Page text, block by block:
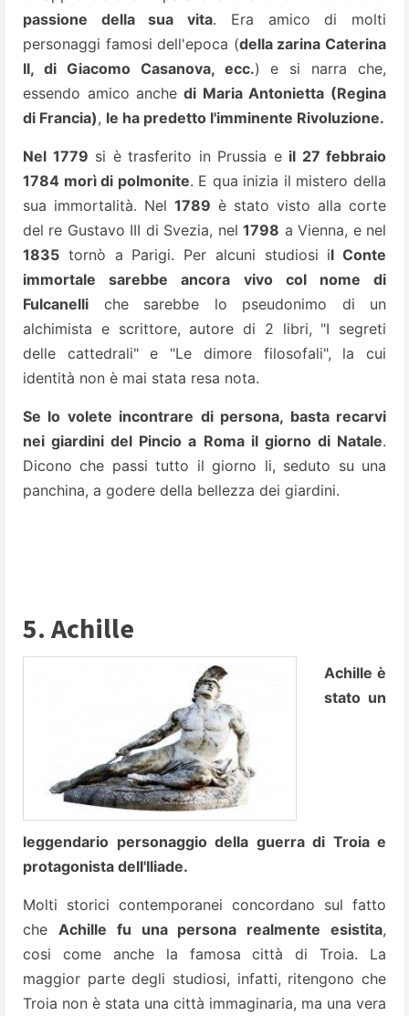
passione della sua vita. Era amico di molti
personaggi famosi dell'epoca (della zarina Caterina
II, di Giacomo Casanova, ecc.) e si narra che,
essendo amico anche di Maria Antonietta (Regina
di Francia), le ha predetto l'imminente Rivoluzione.
Nel 1779 si è trasferito in Prussia e il 27 febbraio
1784 morì di polmonite. E qua inizia il mistero della
sua immortalità. Nel1789 è stato visto alla corte
del re Gustavo III di Svezia, nel1798 a Vienna, e nel
1835 tornò a Parigi. Per alcuni studiosi il Conte
immortale sarebbe ancora vivo col nome di
Fulcanelli che sarebbe lo pseudonimo di un
alchimista e scrittore, autore di 2 libri, "I segreti
delle cattedrali" e "Le dimore filosofali", la cui
identità non è mai stata resa nota.
Se lo volete incontrare di persona, basta recarvi
nei giardini del Pincio a Roma il giorno di Natale.
Dicono che passi tutto il giorno li, seduto su una
panchina, a godere della bellezza dei giardini.
5. Achille
Achille è
stato un
leggendario personaggio della guerra di Troia e
protagonista dell'Iliade.
Molti storici contemporanei concordano sul fatto
che Achille fu una persona realmente esistita,
cosi come anche la famosa città di Troia. La
maggior parte degli studiosi, infatti, ritengono che
Troia non è stata una città immaginaria, ma una vera